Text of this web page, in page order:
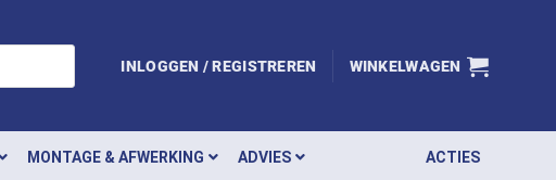
INLOGGEN / REGISTREREN WINKELWAGEN
MONTAGE & AFWERKING ADVIES ACTIES